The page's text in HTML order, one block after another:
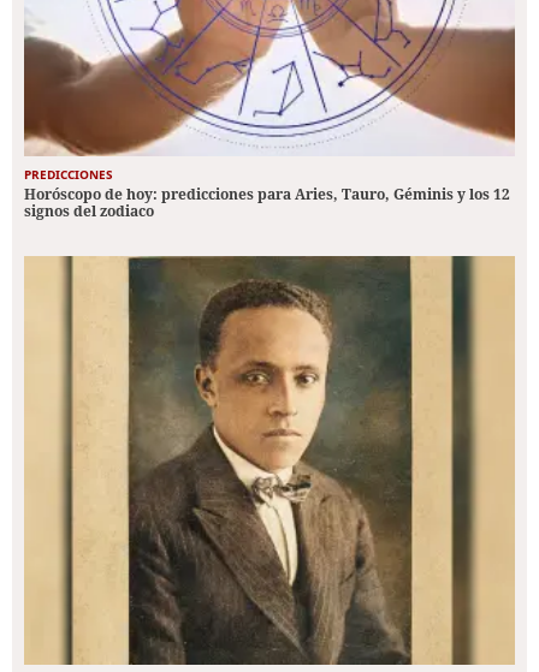
PREDICCIONES
Horóscopo de hoy: predicciones para Aries, Tauro, Géminis y los 12
signos del zodiaco